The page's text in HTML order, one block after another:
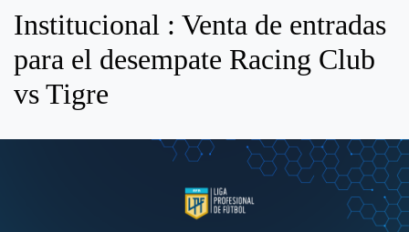
Institucional : Venta de entradas
para el desempate Racing Club
vs Tigre